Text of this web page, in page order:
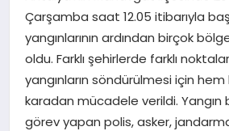
SANAT
POLITIKA
Çarşamba saat 12.05 itibarıyla
yangınlarının ardından birçok
oldu. Farklı şehirlerde farklı
yangınların söndürülmesi için
karadan mücadele verildi. Yangın
görev yapan polis, asker,